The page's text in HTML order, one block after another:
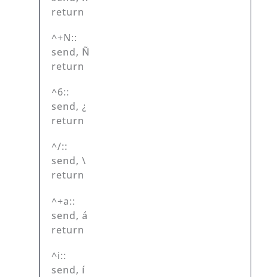
return
^+N::
send, Ñ
return
^6::
send, ¿
return
^/::
send, \
return
^+a::
send, á
return
^i::
send, í